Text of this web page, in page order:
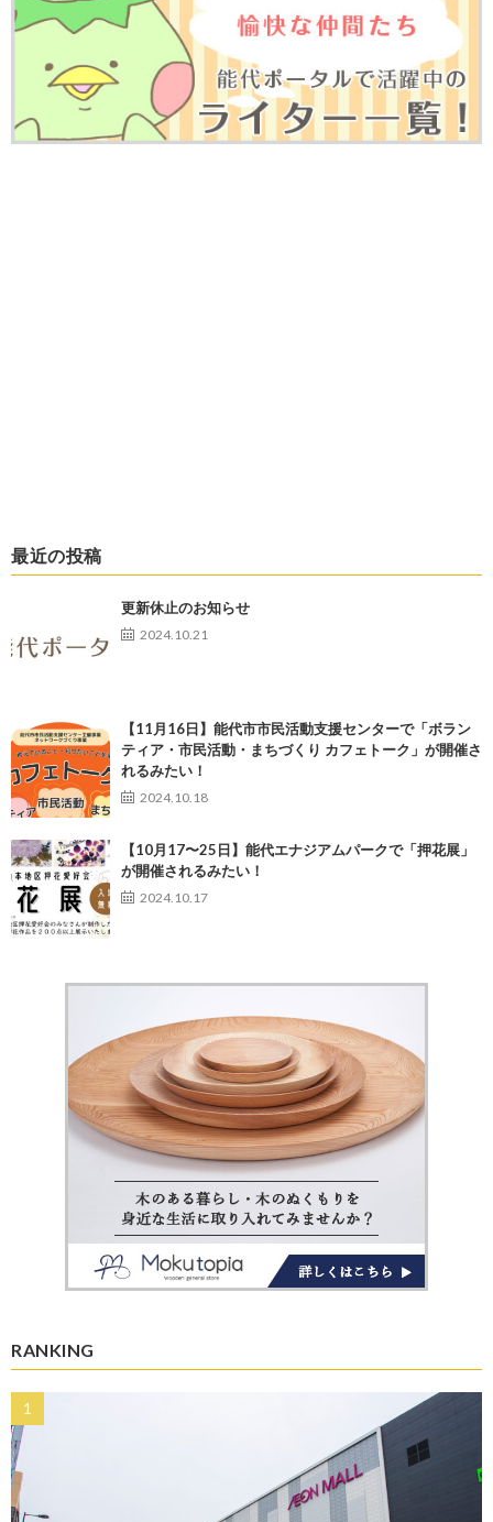
最近の投稿
更新休止のお知らせ
2024.10.21
【11月16日】能代市市民活動支援センターで「ボラン
ティア・市民活動・まちづくり カフェトーク」が開催さ
れるみたい！
2024.10.18
【10月17〜25日】能代エナジアムパークで「押花展」
が開催されるみたい！
2024.10.17
RANKING